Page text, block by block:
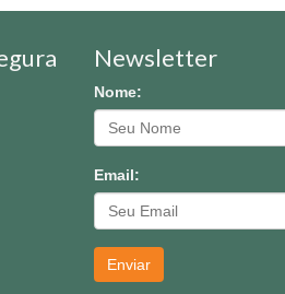
Newsletter
Nome:
Email:
Enviar